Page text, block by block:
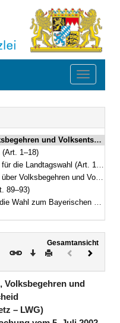
Toggle
vom 5. Juli 2002 (GVBl. S. 277, 278, 620) BayRS 111-1-I (Art. 1–93)
(Art. 1–18)
Landtagswahl (Art. 19–61)
und Volksentscheid (Art. 62–88)
89–93)
zum Bayerischen Landtag
Gesamtansicht
Download
DruckenVorheriges
(inaktiv)
Volksbegehren und
– LWG)